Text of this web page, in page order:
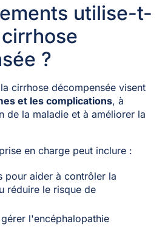
utilise-t-
?
cirrhose décompensée visent
et les complications, à
de la maladie et à améliorer la
en charge peut inclure :
pour aider à contrôler la
réduire le risque de
l'encéphalopathie